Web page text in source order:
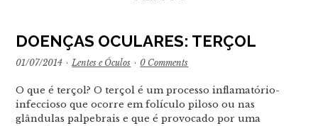
DOENÇAS OCULARES: TERÇOL
01/07/2014 · Lentes e Óculos · 0 Comments
O que é terçol? O terçol é um processo inflamatório-
infeccioso que ocorre em folículo piloso ou nas
glândulas palpebrais e que é provocado por uma